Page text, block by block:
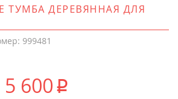
ТУМБА ДЕРЕВЯННАЯ ДЛЯ
999481
5 600 p